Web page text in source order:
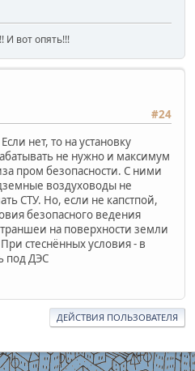
И вот опять!!!
#24
нет, то на установку
не нужно и максимум
пром безопасности. С ними
воздуховоды не
СТУ. Но, если не капстпой,
безопасного ведения
на поверхности земли
стеснённых условия - в
под ДЭС
ДЕЙСТВИЯ ПОЛЬЗОВАТЕЛЯ